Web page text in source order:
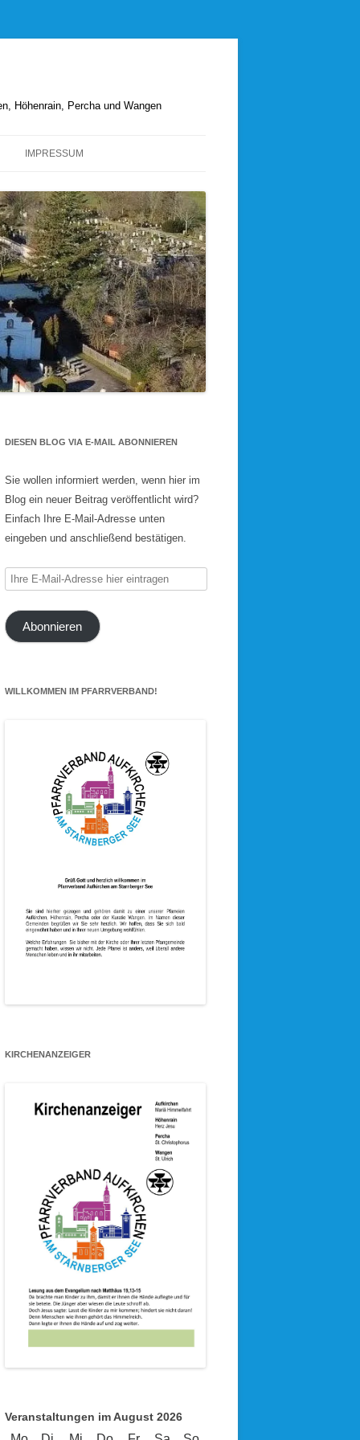
Höhenrain, Percha und Wangen
IMPRESSUM
DIESEN BLOG VIA E-MAIL ABONNIEREN
Sie wollen informiert werden, wenn hier im
Blog ein neuer Beitrag veröffentlicht wird?
Einfach Ihre E-Mail-Adresse unten
eingeben und anschließend bestätigen.
Ihre
Mail-
Adresse
Abonnieren
WILLKOMMEN IM PFARRVERBAND!
KIRCHENANZEIGER
Veranstaltungen im August 2026